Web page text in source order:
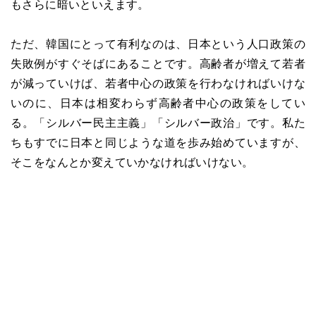
もさらに暗いといえます。
ただ、韓国にとって有利なのは、日本という人口政策の
失敗例がすぐそばにあることです。高齢者が増えて若者
が減っていけば、若者中心の政策を行わなければいけな
いのに、日本は相変わらず高齢者中心の政策をしてい
る。「シルバー民主主義」「シルバー政治」です。私た
ちもすでに日本と同じような道を歩み始めていますが、
そこをなんとか変えていかなければいけない。